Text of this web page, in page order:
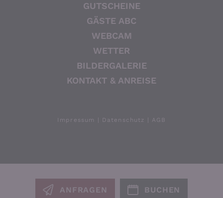
GUTSCHEINE
GÄSTE ABC
WEBCAM
WETTER
BILDERGALERIE
KONTAKT & ANREISE
Impressum Datenschutz AGB
ANFRAGEN BUCHEN